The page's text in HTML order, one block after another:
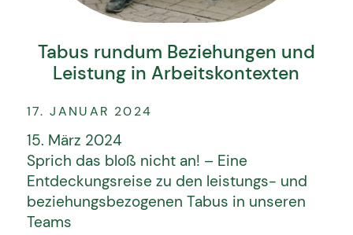
Tabus rundum Beziehungen und
Leistung in Arbeitskontexten
17. JANUAR 2024
15. März 2024
Sprich das bloß nicht an! – Eine
Entdeckungsreise zu den leistungs- und
beziehungsbezogenen Tabus in unseren
Teams